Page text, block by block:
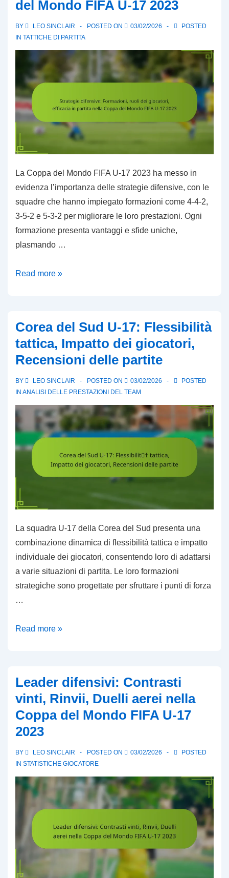
nei
nella
Mondo
FIFA
U-
2023
del Mondo FIFA U-17 2023
BY LEO SINCLAIR POSTED ON 03/02/2026
POSTED
IN TATTICHE DI PARTITA
La Coppa del Mondo FIFA U-17 2023 ha messo in
evidenza l’importanza delle strategie difensive, con le
squadre che hanno impiegato formazioni come 4-4-2,
3-5-2 e 5-3-2 per migliorare le loro prestazioni. Ogni
formazione presenta vantaggi e sfide uniche,
plasmando …
Strategie
dei
giocatori,
efficacia
partita
Coppa
del
Mondo
17
2023
Read more »
Corea del Sud U-17: Flessibilità
tattica, Impatto dei giocatori,
Recensioni delle partite
BY LEO SINCLAIR POSTED ON 03/02/2026
POSTED
IN ANALISI DELLE PRESTAZIONI DEL TEAM
La squadra U-17 della Corea del Sud presenta una
combinazione dinamica di flessibilità tattica e impatto
individuale dei giocatori, consentendo loro di adattarsi
a varie situazioni di partita. Le loro formazioni
strategiche sono progettate per sfruttare i punti di forza
…
Corea
17:
Flessibilità
tattica,
Impatto
giocatori,
delle
partite
Read more »
Leader difensivi: Contrasti
vinti, Rinvii, Duelli aerei nella
Coppa del Mondo FIFA U-17
2023
BY LEO SINCLAIR POSTED ON 03/02/2026
POSTED
IN STATISTICHE GIOCATORE